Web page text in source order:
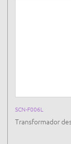
SCN-F006L
Transformador